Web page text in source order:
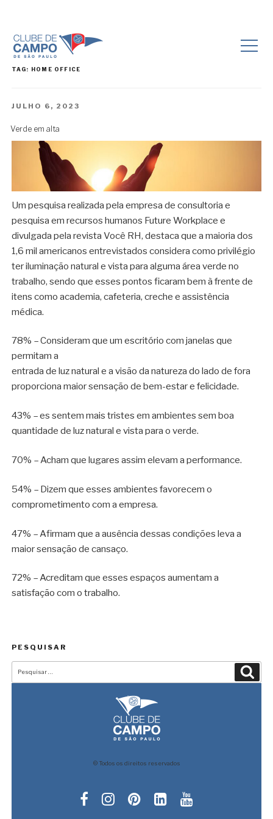
TAG: HOME OFFICE
PUBLICADO
JULHO 6, 2023
Verde em alta
Um pesquisa realizada pela empresa de consultoria e
pesquisa em recursos humanos Future Workplace e
divulgada pela revista Você RH, destaca que a maioria dos
1,6 mil americanos entrevistados considera como privilégio
ter iluminação natural e vista para alguma área verde no
trabalho, sendo que esses pontos ficaram bem à frente de
itens como academia, cafeteria, creche e assistência
médica.
78% – Consideram que um escritório com janelas que
permitam a
entrada de luz natural e a visão da natureza do lado de fora
proporciona maior sensação de bem-estar e felicidade.
43% – es sentem mais tristes em ambientes sem boa
quantidade de luz natural e vista para o verde.
70% – Acham que lugares assim elevam a performance.
54% – Dizem que esses ambientes favorecem o
comprometimento com a empresa.
47% – Afirmam que a ausência dessas condições leva a
maior sensação de cansaço.
72% – Acreditam que esses espaços aumentam a
satisfação com o trabalho.
PESQUISAR
por:
© Todos os direitos reservados